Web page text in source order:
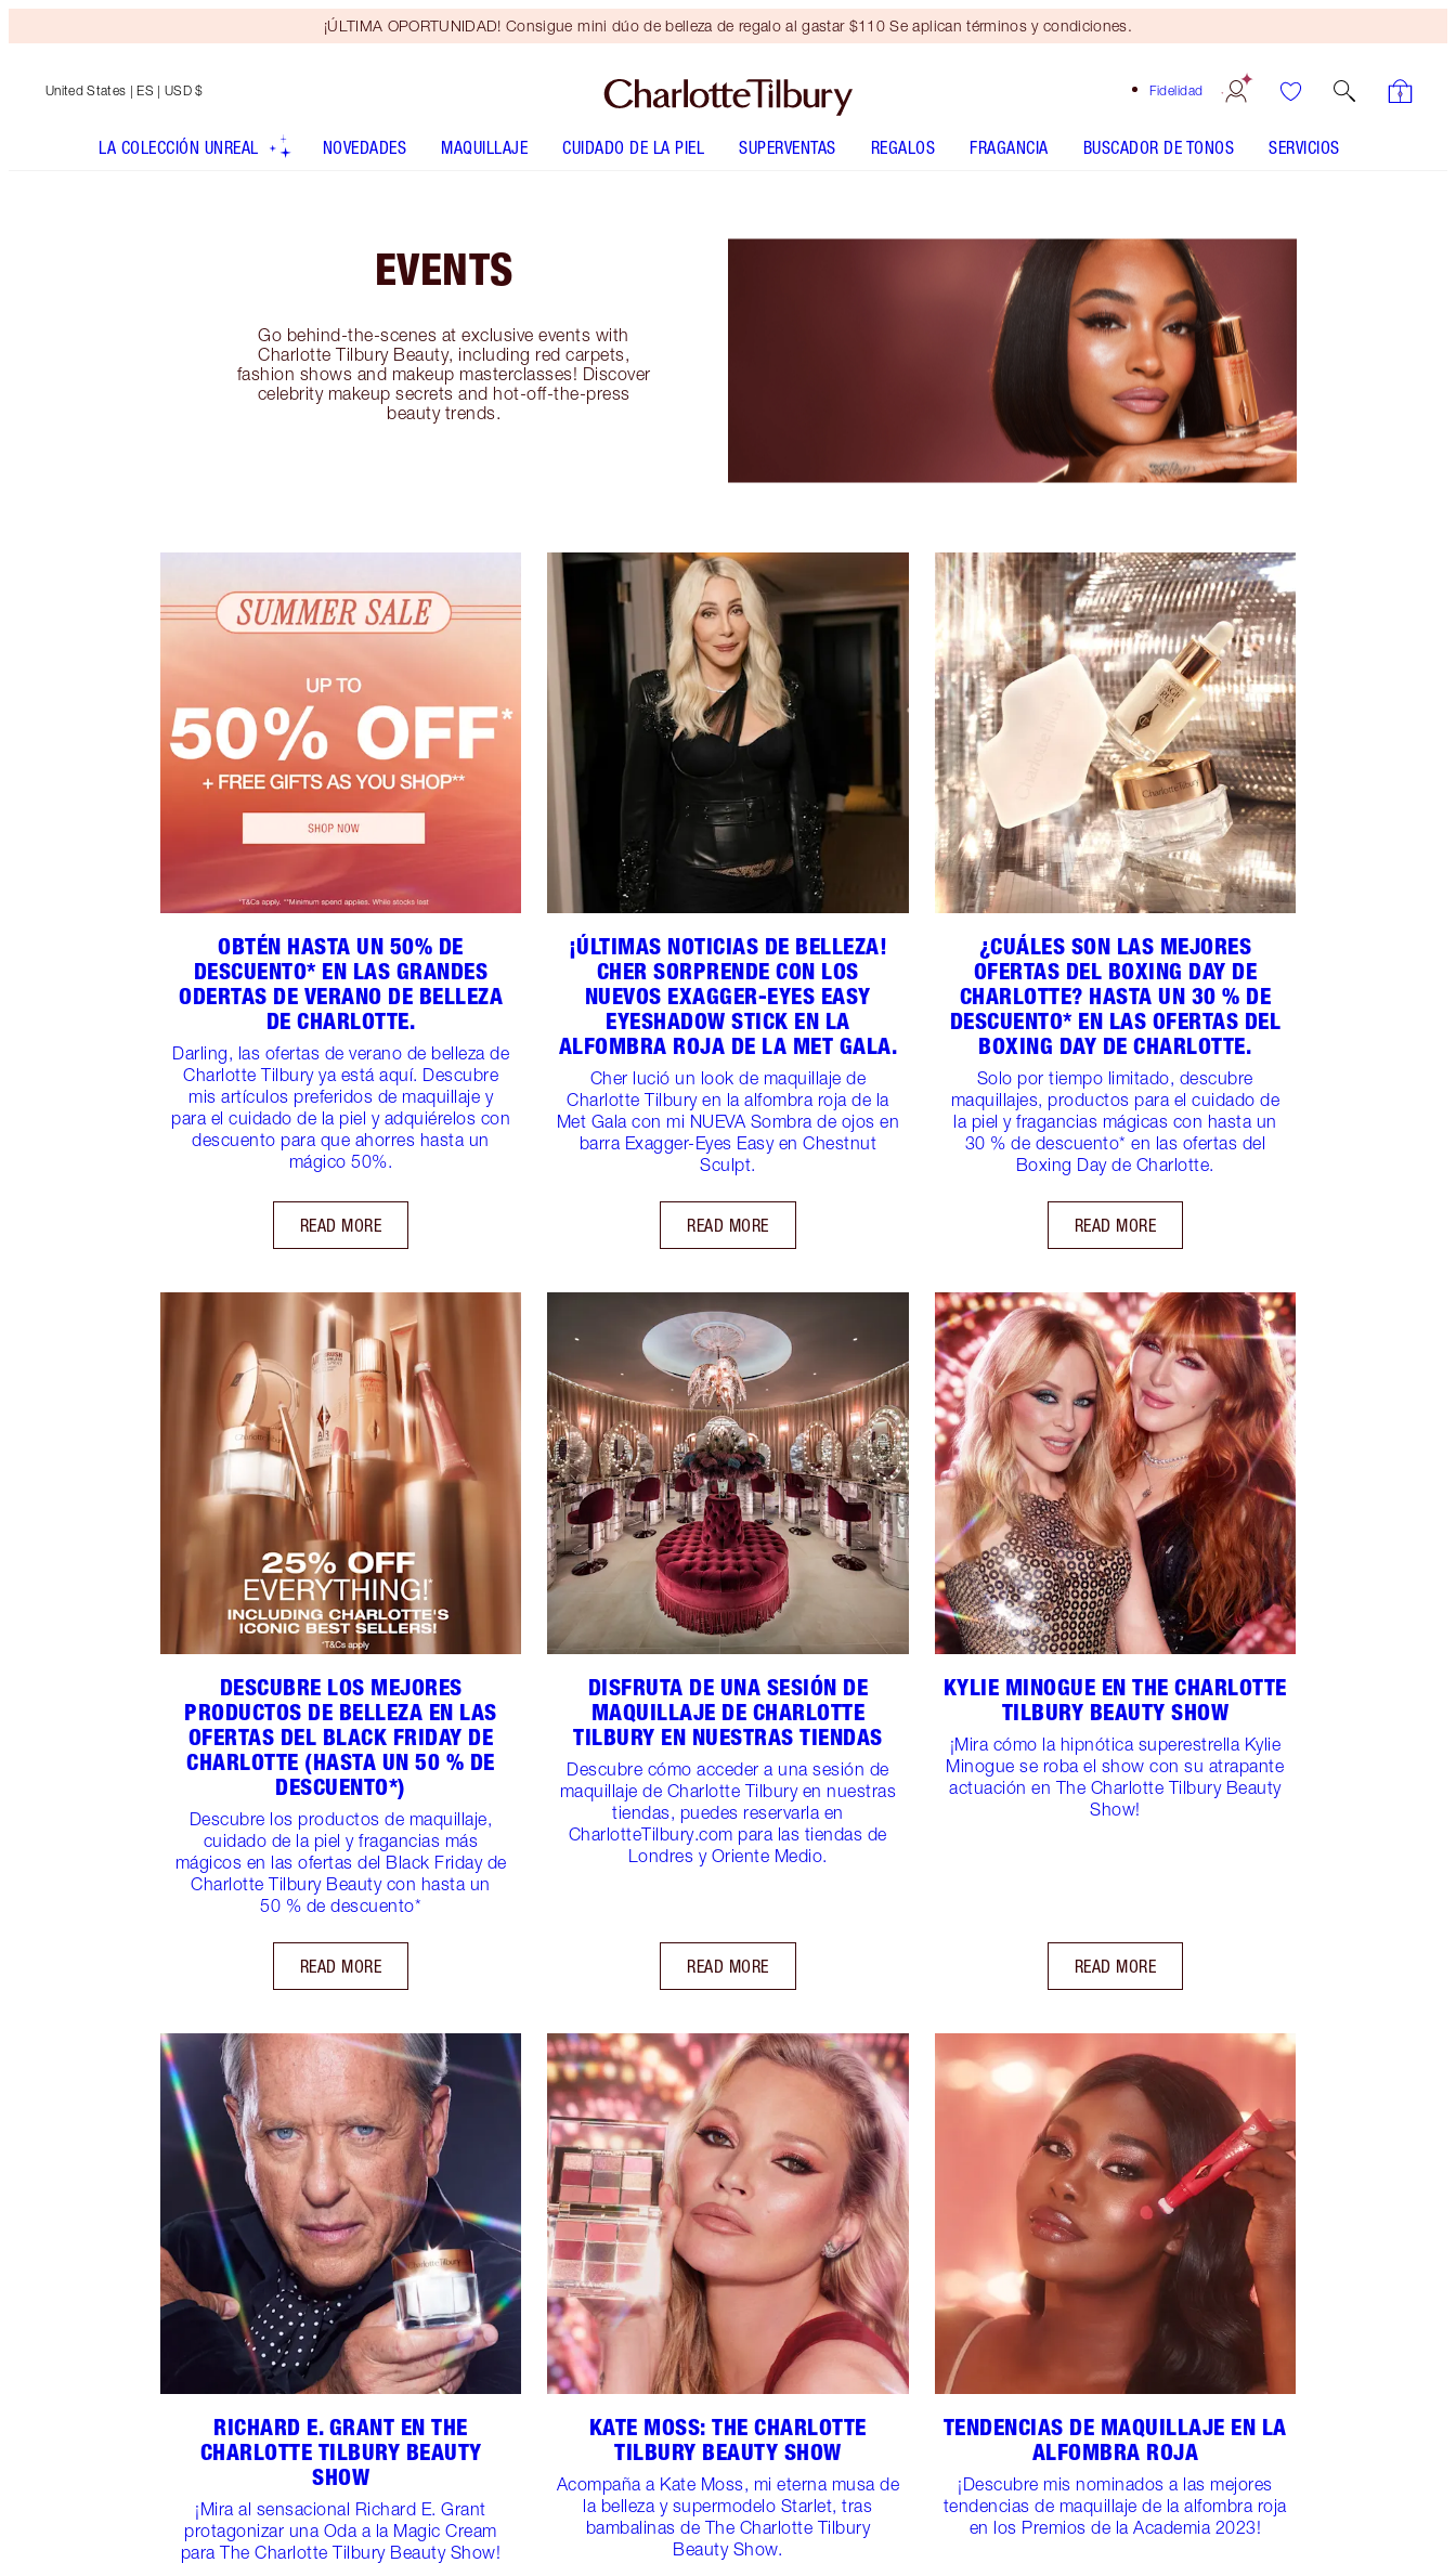
¡ÚLTIMA OPORTUNIDAD! Consigue mini dúo de belleza de regalo al gastar $110 Se aplican términos y condiciones.
Fidelidad
United States | ES | USD $
LA COLECCIÓN UNREAL NOVEDADES MAQUILLAJE CUIDADO DE LA PIEL SUPERVENTAS REGALOS FRAGANCIA BUSCADOR DE TONOS SERVICIOS
EVENTS
Go behind-the-scenes at exclusive events with
Charlotte Tilbury Beauty, including red carpets,
fashion shows and makeup masterclasses! Discover
celebrity makeup secrets and hot-off-the-press
beauty trends.
OBTÉN HASTA UN 50% DE
DESCUENTO* EN LAS GRANDES
ODERTAS DE VERANO DE BELLEZA
DE CHARLOTTE.
Darling, las ofertas de verano de belleza de
Charlotte Tilbury ya está aquí. Descubre
mis artículos preferidos de maquillaje y
para el cuidado de la piel y adquiérelos con
descuento para que ahorres hasta un
mágico 50%.
READ MORE
¡ÚLTIMAS NOTICIAS DE BELLEZA!
CHER SORPRENDE CON LOS
NUEVOS EXAGGER-EYES EASY
EYESHADOW STICK EN LA
ALFOMBRA ROJA DE LA MET GALA.
Cher lució un look de maquillaje de
Charlotte Tilbury en la alfombra roja de la
Met Gala con mi NUEVA Sombra de ojos en
barra Exagger-Eyes Easy en Chestnut
Sculpt.
READ MORE
¿CUÁLES SON LAS MEJORES
OFERTAS DEL BOXING DAY DE
CHARLOTTE? HASTA UN 30 % DE
DESCUENTO* EN LAS OFERTAS DEL
BOXING DAY DE CHARLOTTE.
Solo por tiempo limitado, descubre
maquillajes, productos para el cuidado de
la piel y fragancias mágicas con hasta un
30 % de descuento* en las ofertas del
Boxing Day de Charlotte.
READ MORE
DESCUBRE LOS MEJORES
PRODUCTOS DE BELLEZA EN LAS
OFERTAS DEL BLACK FRIDAY DE
CHARLOTTE (HASTA UN 50 % DE
DESCUENTO*)
Descubre los productos de maquillaje,
cuidado de la piel y fragancias más
mágicos en las ofertas del Black Friday de
Charlotte Tilbury Beauty con hasta un
50 % de descuento*
READ MORE
DISFRUTA DE UNA SESIÓN DE
MAQUILLAJE DE CHARLOTTE
TILBURY EN NUESTRAS TIENDAS
Descubre cómo acceder a una sesión de
maquillaje de Charlotte Tilbury en nuestras
tiendas, puedes reservarla en
CharlotteTilbury.com para las tiendas de
Londres y Oriente Medio.
READ MORE
KYLIE MINOGUE EN THE CHARLOTTE
TILBURY BEAUTY SHOW
¡Mira cómo la hipnótica superestrella Kylie
Minogue se roba el show con su atrapante
actuación en The Charlotte Tilbury Beauty
Show!
READ MORE
RICHARD E. GRANT EN THE
CHARLOTTE TILBURY BEAUTY
SHOW
¡Mira al sensacional Richard E. Grant
protagonizar una Oda a la Magic Cream
para The Charlotte Tilbury Beauty Show!
KATE MOSS: THE CHARLOTTE
TILBURY BEAUTY SHOW
Acompaña a Kate Moss, mi eterna musa de
la belleza y supermodelo Starlet, tras
bambalinas de The Charlotte Tilbury
Beauty Show.
TENDENCIAS DE MAQUILLAJE EN LA
ALFOMBRA ROJA
¡Descubre mis nominados a las mejores
tendencias de maquillaje de la alfombra roja
en los Premios de la Academia 2023!